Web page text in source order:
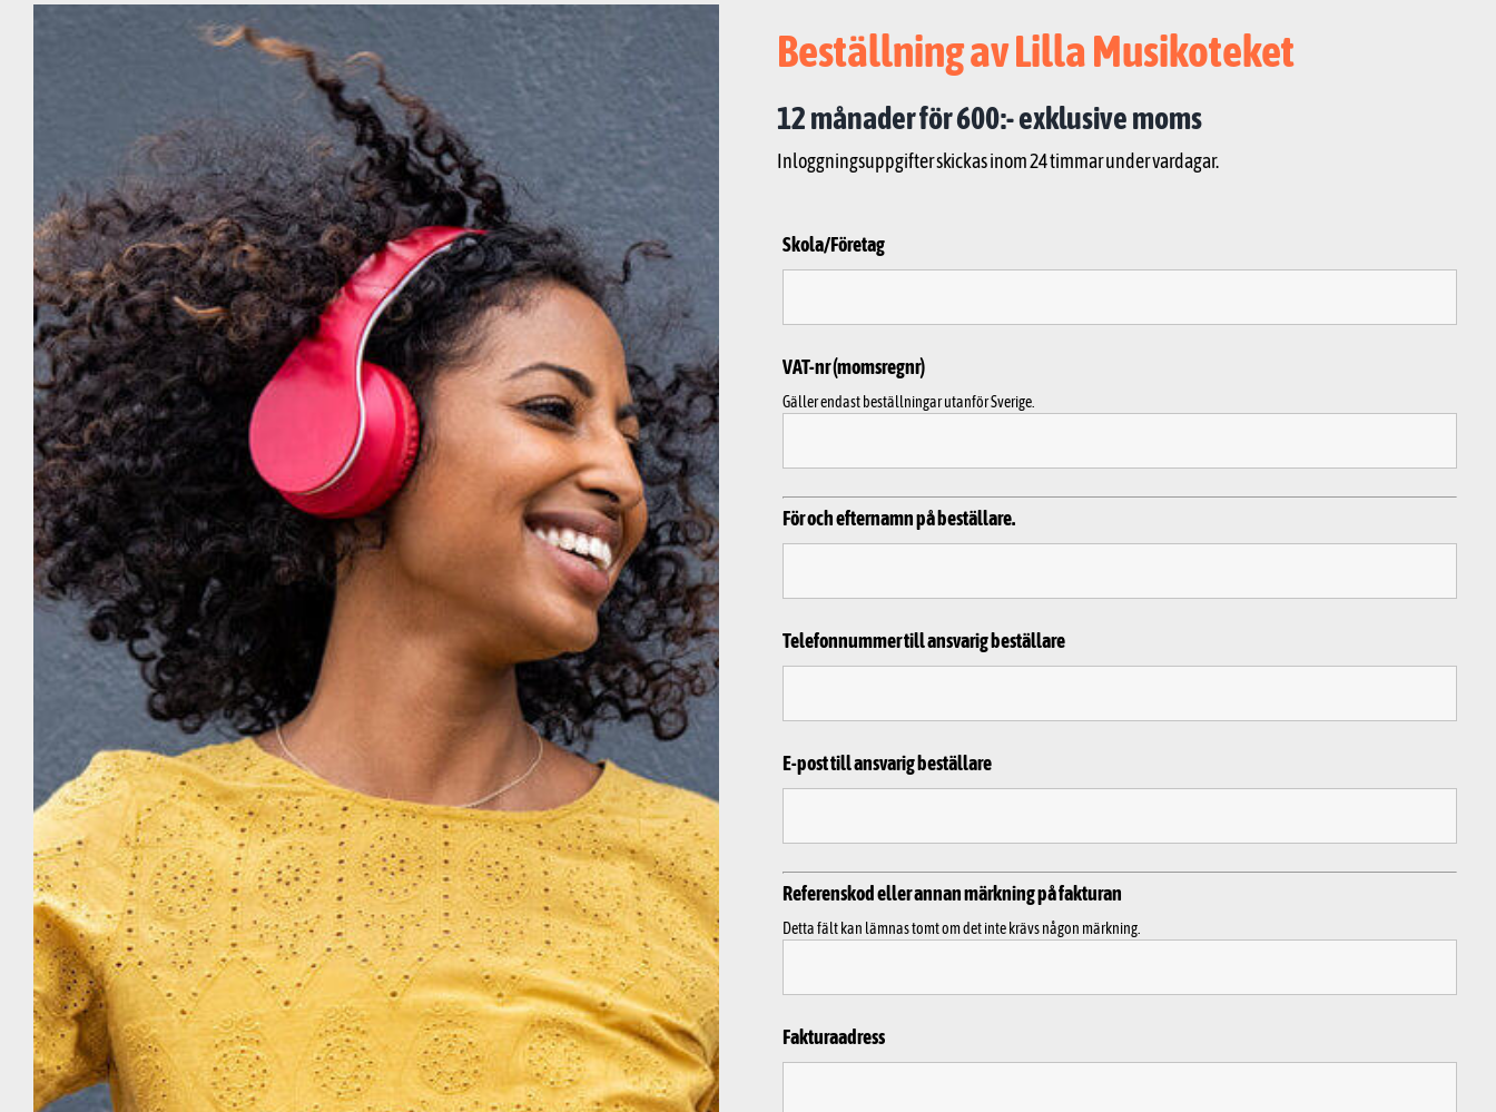
Beställning av Lilla Musikoteket
12 månader för 600:- exklusive moms
Inloggningsuppgifter skickas inom 24 timmar under vardagar.
Skola/Företag
VAT-nr (momsregnr)
Gäller endast beställningar utanför Sverige.
För och efternamn på beställare.
Telefonnummer till ansvarig beställare
E-post till ansvarig beställare
Referenskod eller annan märkning på fakturan
Detta fält kan lämnas tomt om det inte krävs någon märkning.
Fakturaadress